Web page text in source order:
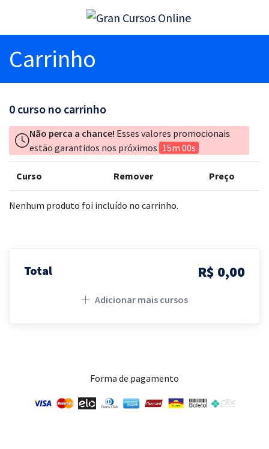
Carrinho
0 curso no carrinho
Não perca a chance! Esses valores promocionais
estão garantidos nos próximos 15m 00s
Curso Remover Preço
Nenhum produto foi incluído no carrinho.
Total R$ 0,00
Adicionar mais cursos
Forma de pagamento